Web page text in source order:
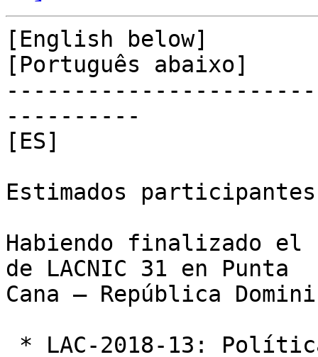
[English below]
[Português abaixo]
----------
[ES]
Estimados
Habiendo finalizado
de LACNIC 31 en Punta
Cana – República